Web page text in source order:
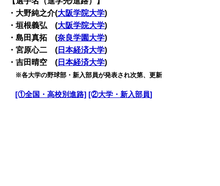
・大野純之介(大阪学院大学)
・垣根義弘 (大阪学院大学)
・島田真拓 (奈良学園大学)
・宮原心二 ( 日本経済大学)
・吉田晴空 ( 日本経済大学)
※各大学の野球部・新入部員が発表され次第、更新
[①全国・高校別進路] [②大学・新入部員]